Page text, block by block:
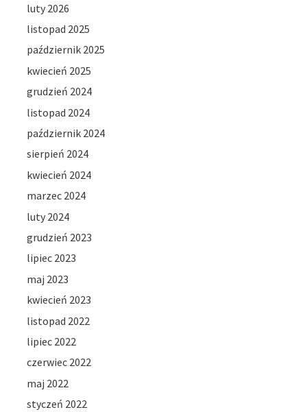
luty 2026
listopad 2025
październik 2025
kwiecień 2025
grudzień 2024
listopad 2024
październik 2024
sierpień 2024
kwiecień 2024
marzec 2024
luty 2024
grudzień 2023
lipiec 2023
maj 2023
kwiecień 2023
listopad 2022
lipiec 2022
czerwiec 2022
maj 2022
styczeń 2022